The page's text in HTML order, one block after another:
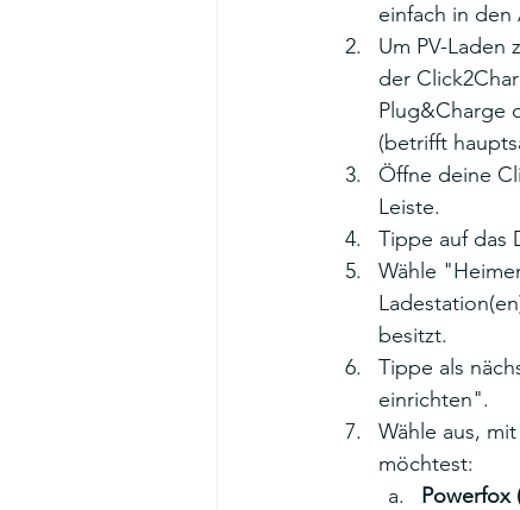
einfach in
Um PV-Laden
der
Plug&Charge
(betrifft
Öffne deine
Leiste.
Tippe auf das
Wähle
besitzt.
Tippe als
einrichten".
Wähle aus,
möchtest:
Powerfox